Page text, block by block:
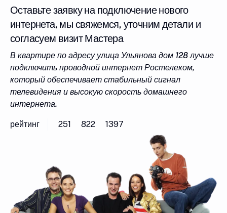
Оставьте заявку на подключение нового
интернета, мы свяжемся, уточним детали и
согласуем визит Мастера
В квартире по адресу улица Ульянова дом 128 лучше
подключить проводной интернет Ростелеком,
который обеспечивает стабильный сигнал
телевидения и высокую скорость домашнего
интернета.
рейтинг 251 822 1397